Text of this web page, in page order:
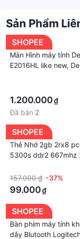
Sản Phẩm
SHOPEE
Màn Hình máy tính
E2016HL like new,
1.200.000₫
Đã bán 2
SHOPEE
Thẻ Nhớ 2gb 2rx8
5300s ddr2 667mhz
157.000 ₫ -37%
99.000₫
SHOPEE
Bàn phím máy tính
dây Blutooth